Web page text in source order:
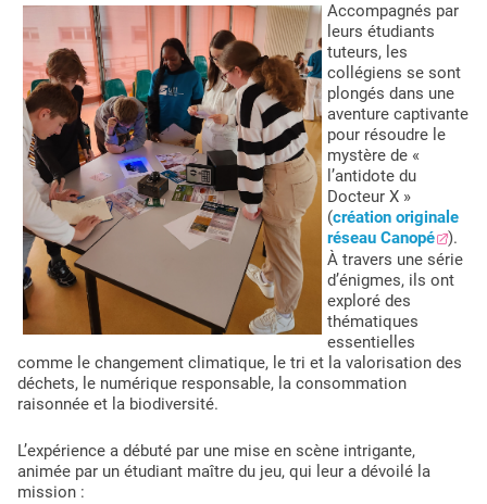
Accompagnés par
leurs étudiants
tuteurs, les
collégiens se sont
plongés dans une
aventure captivante
pour résoudre le
mystère de «
l’antidote du
Docteur X »
(création originale
réseau Canopé
).
À travers une série
d’énigmes, ils ont
exploré des
thématiques
essentielles
comme le changement climatique, le tri et la valorisation des
déchets, le numérique responsable, la consommation
raisonnée et la biodiversité.
L’expérience a débuté par une mise en scène intrigante,
animée par un étudiant maître du jeu, qui leur a dévoilé la
mission :